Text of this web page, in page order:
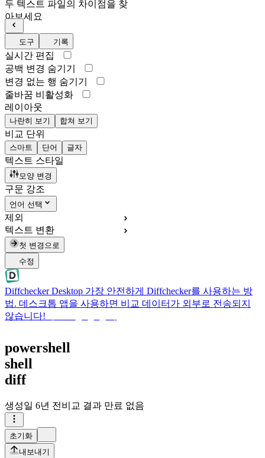
두 텍스트 파일의 차이점을 찾
아보세요
도구 기록
실시간 편집
공백 변경 숨기기
변경 없는 행 숨기기
줄바꿈 비활성화
레이아웃
나란히 보기 합쳐 보기
비교 단위
스마트 단어 글자
텍스트 스타일
모양 변경
구문 강조
언어 선택
제외
텍스트 변환
첫 변경으로
수정
Diffchecker Desktop 가장 안전하게 Diffchecker를 사용하는 방
법. 데스크톱 앱을 사용하면 비교 데이터가 외부로 전송되지
않습니다!
powershell
shell
diff
생성일 6년 전 비교 결과 만료 없음
초기화
내보내기